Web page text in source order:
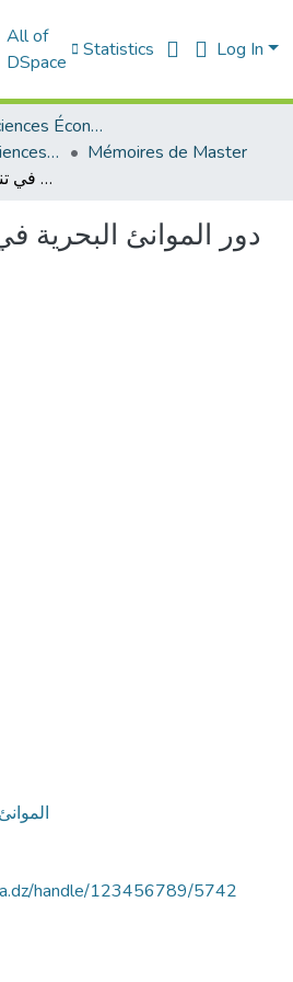
All of
DSpace
Statistics Log In
Faculté des Sciences Économiques Commerciales et des Sciences de Gestion
Département des sciences commerciales
Mémoires de Master
دور الموانئ البحرية في تنشيط التجارة الخارجية
دور الموانئ البحرية
handle/123456789/5742